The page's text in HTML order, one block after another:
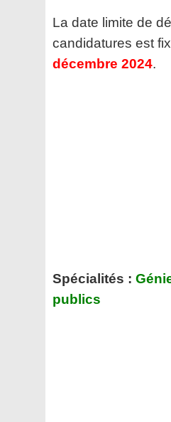
La date limite de
candidatures est
décembre 2024.
Spécialités :
publics